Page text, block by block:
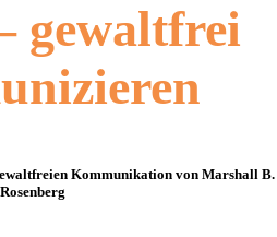
gewaltfrei
Kommunikation von Marshall B.
Rosenberg